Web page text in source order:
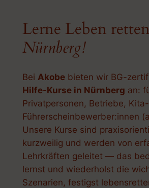
Lerne Leben retten
Nürnberg!
Bei Akobebieten wir BG-
Hilfe-Kurse in Nürnberg an:
Privatpersonen, Betriebe,
Führerscheinbewerber:innen
Unsere Kurse sind
kurzweilig und werden von
Lehrkräften geleitet — das
lernst und wiederholst die
Szenarien, festigst